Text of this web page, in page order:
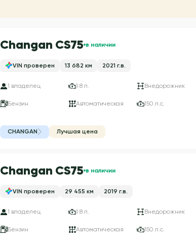
Changan CS75 в наличии
VIN проверен 13 682 км 2021 г.в.
1 владелец 1.8 л. Внедорожник
Бензин Автоматическая 150 л.с.
CHANGAN Лучшая цена
Changan CS75 в наличии
VIN проверен 29 455 км 2019 г.в.
1 владелец 1.8 л. Внедорожник
Бензин Автоматическая 150 л.с.